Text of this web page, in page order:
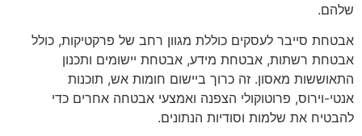
שלהם.
אבטחת סייבר לעסקים כוללת מגוון רחב של פרקטיקות, כולל
אבטחת רשתות, אבטחת מידע, אבטחת יישומים ותכנון
התאוששות מאסון. זה כרוך ביישום חומות אש, תוכנות
אנטי-וירוס, פרוטוקולי הצפנה ואמצעי אבטחה אחרים כדי
להבטיח את שלמות וסודיות הנתונים.